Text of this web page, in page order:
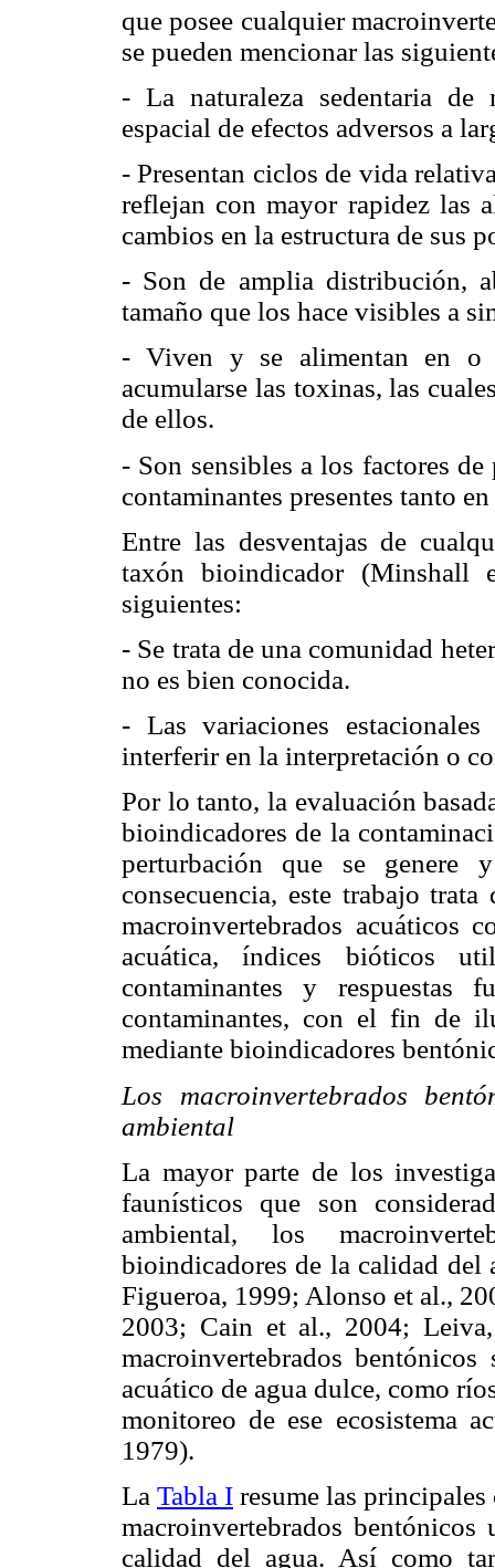
que posee cualquier
se pueden mencionar las
- La naturaleza sedentaria de
espacial de efectos adversos a
- Presentan ciclos de vida
reflejan con mayor rapidez las
cambios en la estructura de sus
- Son de amplia distribución,
tamaño que los hace visibles a
- Viven y se alimentan en o
acumularse las toxinas, las
de ellos.
- Son sensibles a los factores
contaminantes presentes tanto
Entre las desventajas de
taxón bioindicador (Minshall
siguientes:
- Se trata de una comunidad
no es bien conocida.
- Las variaciones
interferir en la interpretación o
Por lo tanto, la evaluación
bioindicadores de la
perturbación que se genere
consecuencia, este trabajo
macroinvertebrados acuáticos
acuática, índices bióticos
contaminantes y respuestas
contaminantes, con el fin de
mediante bioindicadores
Los macroinvertebrados
ambiental
La mayor parte de los
faunísticos que son
ambiental, los
bioindicadores de la calidad del
Figueroa, 1999; Alonso et al.,
2003; Cain et al., 2004;
macroinvertebrados
acuático de agua dulce, como
monitoreo de ese ecosistema
1979).
La Tabla I resume las principales
macroinvertebrados
calidad del agua. Así como